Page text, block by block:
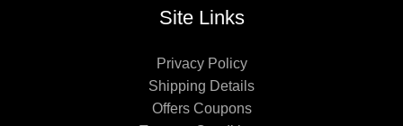
Site Links
Privacy Policy
Shipping Details
Offers Coupons